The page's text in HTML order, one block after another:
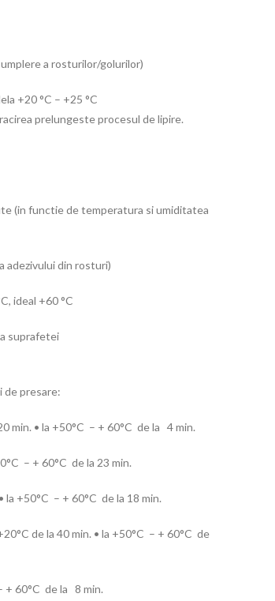
a rosturilor/golurilor)
+20 °C – +25 °C
prelungeste procesul de lipire.
(in functie de temperatura si umiditatea
adezivului din rosturi)
ideal +60 °C
suprafetei
de presare:
min. • la +50°C – + 60°C de la 4 min.
– + 60°C de la 23 min.
la +50°C – + 60°C de la 18 min.
de la 40 min. • la +50°C – + 60°C de
+ 60°C de la 8 min.